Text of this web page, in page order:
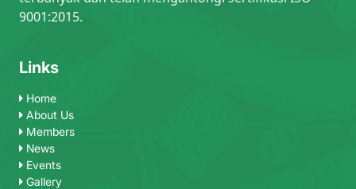
9001:2015.
Links
Home
About Us
Members
News
Events
Gallery